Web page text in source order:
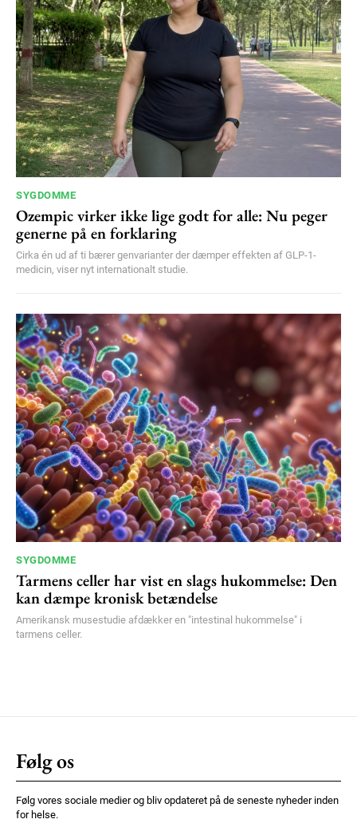
SYGDOMME
Ozempic virker ikke lige godt for alle: Nu peger
generne på en forklaring
Cirka én ud af ti bærer genvarianter der dæmper effekten af GLP-1-
medicin, viser nyt internationalt studie.
SYGDOMME
Tarmens celler har vist en slags hukommelse: Den
kan dæmpe kronisk betændelse
Amerikansk musestudie afdækker en "intestinal hukommelse" i
tarmens celler.
Følg os
Følg vores sociale medier og bliv opdateret på de seneste nyheder inden
for helse.